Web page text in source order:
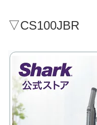
▽CS100JBR